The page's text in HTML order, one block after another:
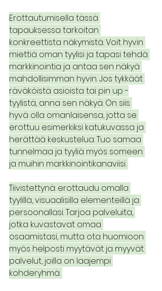
Erottautumisella tässä
tapauksessa tarkoitan
konkreettista näkymistä. Voit hyvin
miettiä oman tyylisi ja tapasi tehdä
markkinointia ja antaa sen näkyä
mahdollisimman hyvin. Jos tykkäät
räväköistä asioista tai pin up -
tyylistä, anna sen näkyä. On siis
hyvä olla omanlaisensa, jotta se
erottuu esimerkiksi katukuvassa ja
herättää keskustelua. Tuo samaa
tunnelmaa ja tyyliä myös someen
ja muihin markkinointikanaviisi.
Tiivistettynä: erottaudu omalla
tyylillä, visuaalisilla elementeillä ja
persoonallasi. Tarjoa palveluita,
jotka kuvastavat omaa
osaamistasi, mutta ota huomioon
myös helposti myytävät ja myyvät
palvelut, joilla on laajempi
kohderyhmä.